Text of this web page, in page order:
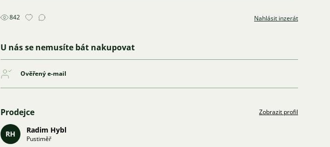
842 Nahlásit inzerát
U nás se nemusíte bát nakupovat
Ověřený e-mail
Prodejce Zobrazit profil
RH Radim Hybl
Pustiměř